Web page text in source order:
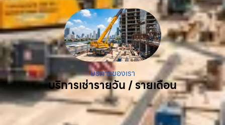
บริการของเรา
บริการเช่ารายวัน / รายเดือน